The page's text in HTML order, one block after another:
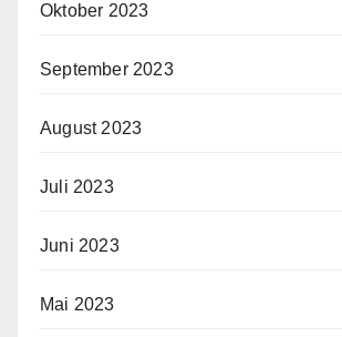
Oktober 2023
September 2023
August 2023
Juli 2023
Juni 2023
Mai 2023